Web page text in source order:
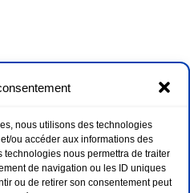
nous utilisons des technologies
ou accéder aux informations des
nous permettra de traiter
de navigation ou les ID uniques
ou de retirer son consentement peut